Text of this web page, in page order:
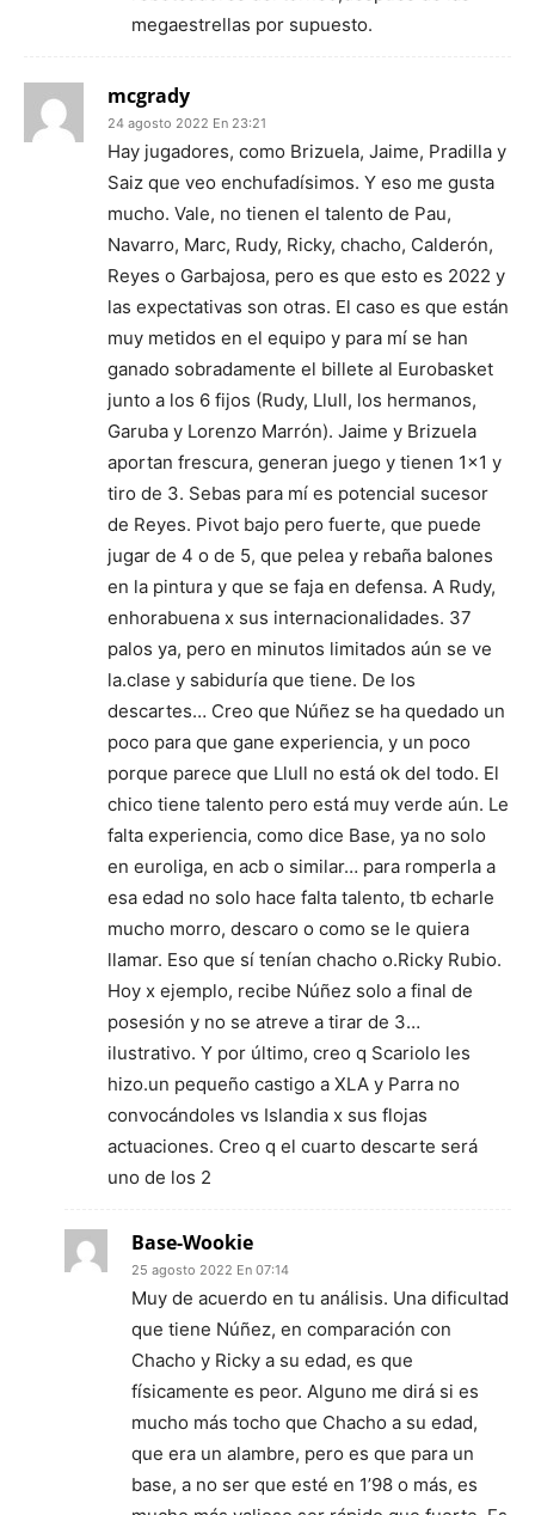
megaestrellas por supuesto.
mcgrady
24 agosto 2022 En 23:21
Hay jugadores, como Brizuela, Jaime, Pradilla y
Saiz que veo enchufadísimos. Y eso me gusta
mucho. Vale, no tienen el talento de Pau,
Navarro, Marc, Rudy, Ricky, chacho, Calderón,
Reyes o Garbajosa, pero es que esto es 2022 y
las expectativas son otras. El caso es que están
muy metidos en el equipo y para mí se han
ganado sobradamente el billete al Eurobasket
junto a los 6 fijos (Rudy, Llull, los hermanos,
Garuba y Lorenzo Marrón). Jaime y Brizuela
aportan frescura, generan juego y tienen 1×1 y
tiro de 3. Sebas para mí es potencial sucesor
de Reyes. Pivot bajo pero fuerte, que puede
jugar de 4 o de 5, que pelea y rebaña balones
en la pintura y que se faja en defensa. A Rudy,
enhorabuena x sus internacionalidades. 37
palos ya, pero en minutos limitados aún se ve
la.clase y sabiduría que tiene. De los
descartes… Creo que Núñez se ha quedado un
poco para que gane experiencia, y un poco
porque parece que Llull no está ok del todo. El
chico tiene talento pero está muy verde aún. Le
falta experiencia, como dice Base, ya no solo
en euroliga, en acb o similar… para romperla a
esa edad no solo hace falta talento, tb echarle
mucho morro, descaro o como se le quiera
llamar. Eso que sí tenían chacho o.Ricky Rubio.
Hoy x ejemplo, recibe Núñez solo a final de
posesión y no se atreve a tirar de 3…
ilustrativo. Y por último, creo q Scariolo les
hizo.un pequeño castigo a XLA y Parra no
convocándoles vs Islandia x sus flojas
actuaciones. Creo q el cuarto descarte será
uno de los 2
Base-Wookie
25 agosto 2022 En 07:14
Muy de acuerdo en tu análisis. Una dificultad
que tiene Núñez, en comparación con
Chacho y Ricky a su edad, es que
físicamente es peor. Alguno me dirá si es
mucho más tocho que Chacho a su edad,
que era un alambre, pero es que para un
base, a no ser que esté en 1’98 o más, es